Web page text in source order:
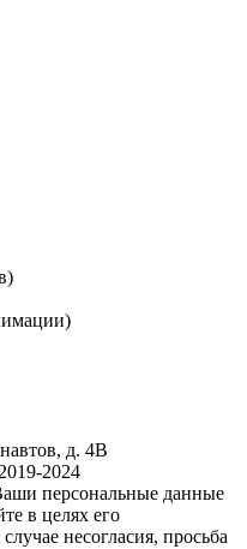
д. 4В
2024
персональные данные
в целях его
несогласия, просьба